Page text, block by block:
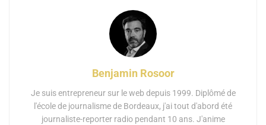
Benjamin Rosoor
Je suis entrepreneur sur le web depuis 1999. Diplômé de
l'école de journalisme de Bordeaux, j'ai tout d'abord été
journaliste-reporter radio pendant 10 ans. J'anime